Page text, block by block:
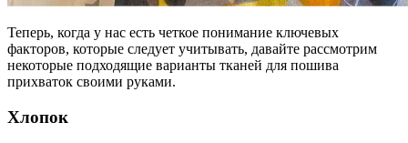
Теперь, когда у нас есть четкое понимание ключевых
факторов, которые следует учитывать, давайте рассмотрим
некоторые подходящие варианты тканей для пошива
прихваток своими руками.
Хлопок